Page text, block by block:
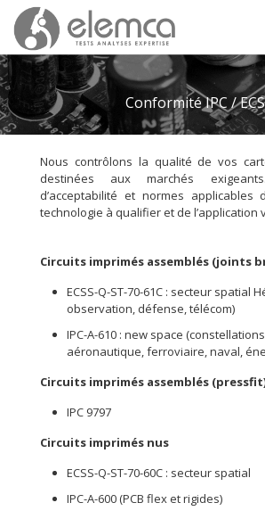
Conformité IPC /
Nous contrôlons la qualité de vos
destinées aux marchés
d’acceptabilité et normes applicables
technologie à qualifier et de l’application
Circuits imprimés assemblés (joints
ECSS-Q-ST-70-61C : secteur spatial
observation, défense, télécom)
IPC-A-610 : new space (constellations
aéronautique, ferroviaire, naval,
Circuits imprimés assemblés
IPC 9797
Circuits imprimés nus
ECSS-Q-ST-70-60C : secteur spatial
IPC-A-600 (PCB flex et rigides)